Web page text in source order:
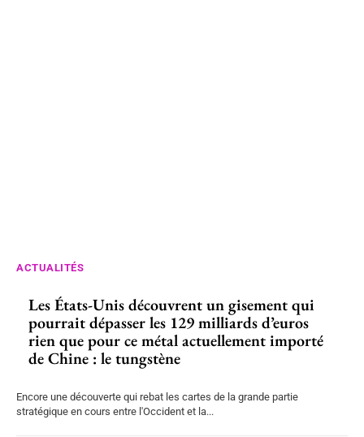
ACTUALITÉS
Les États-Unis découvrent un gisement qui
pourrait dépasser les 129 milliards d’euros
rien que pour ce métal actuellement importé
de Chine : le tungstène
Encore une découverte qui rebat les cartes de la grande partie
stratégique en cours entre l'Occident et la...